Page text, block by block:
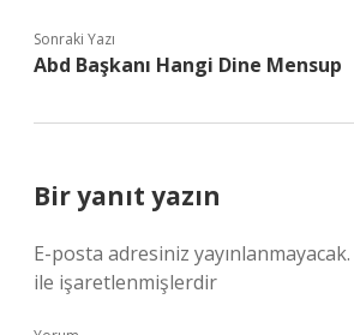
Sonraki Yazı
Abd Başkanı Hangi Dine Mensup
Bir yanıt yazın
E-posta adresiniz yayınlanmayacak.
ile işaretlenmişlerdir